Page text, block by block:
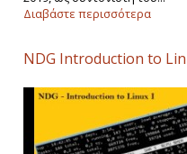
Διαβάστε περισσότερα
NDG Introduction to